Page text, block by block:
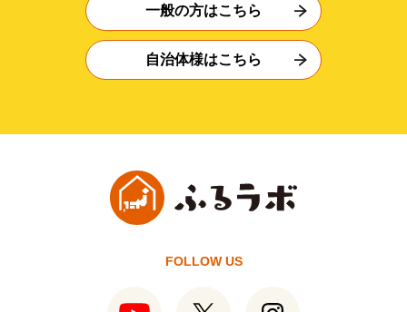
一般の方はこちら
自治体様はこちら
FOLLOW US